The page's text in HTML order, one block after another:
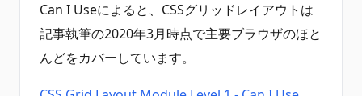
Can I Useによると、CSSグリッドレイアウトは
記事執筆の2020年3月時点で主要ブラウザのほと
んどをカバーしています。